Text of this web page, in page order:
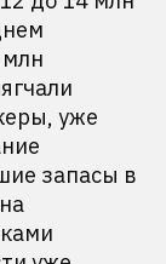
уже
запасы в